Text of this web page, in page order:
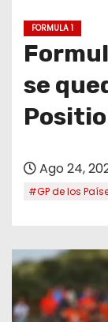
FORMULA 1
se
Ago 24,
#GP de los